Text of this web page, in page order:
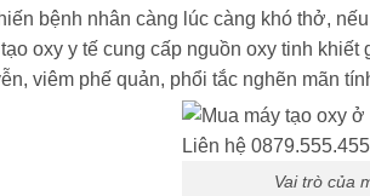
bệnh nhân càng lúc càng khó thở,
oxy y tế cung cấp nguồn oxy tinh
viêm phế quản, phổi tắc nghẽn mãn
Vai trò của